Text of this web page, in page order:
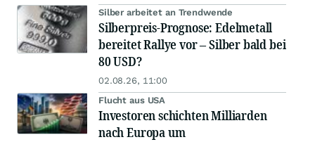
Silber arbeitet an Trendwende
Silberpreis-Prognose: Edelmetall
bereitet Rallye vor – Silber bald bei
80 USD?
02.08.26, 11:00
Flucht aus USA
Investoren schichten Milliarden
nach Europa um